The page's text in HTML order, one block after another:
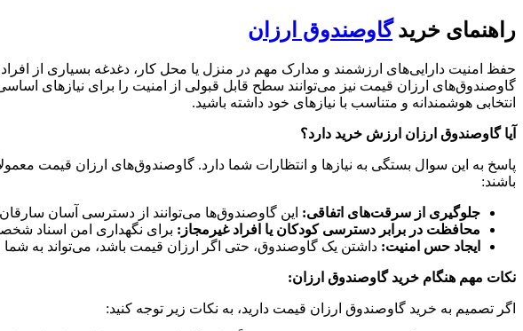
راهنمای خریدگاوصندوق ارزان
حفظ امنیت دارایی‌های ارزشمند و مدارک مهم در منزل یا محل کار، دغدغه بسیاری از
گاوصندوق‌های ارزان قیمت نیز می‌توانند سطح قابل قبولی از امنیت را برای نیازهای
انتخابی هوشمندانه و متناسب با نیازهای خود داشته باشید.
آیا گاوصندوق ارزان ارزش خرید دارد؟
پاسخ به این سوال بستگی به نیازها و انتظارات شما دارد. گاوصندوق‌های ارزان قیمت
باشند:
جلوگیری از سرقت‌های اتفاقی: این گاوصندوق‌ها می‌توانند از دسترسی آسان
محافظت در برابر دسترسی کودکان یا افراد غیرمجاز: برای نگهداری امن اسناد
ایجاد حس امنیت: داشتن یک گاوصندوق، حتی اگر ارزان قیمت باشد، می‌تواند به
نکات مهم هنگام خرید گاوصندوق ارزان:
اگر تصمیم به خرید گاوصندوق ارزان قیمت دارید، به نکات زیر توجه کنید: